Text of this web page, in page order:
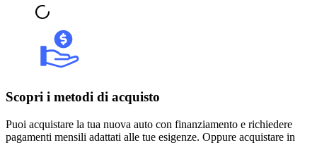
Scopri i metodi di acquisto
Puoi acquistare la tua nuova auto con finanziamento e richiedere
pagamenti mensili adattati alle tue esigenze. Oppure acquistare in